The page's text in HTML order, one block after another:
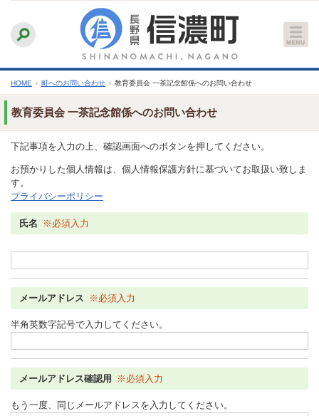
文
へ
ふりがなをつける
文字サイズ
縮小 標準 拡大
HOME › 町へのお問い合わせ › 教育委員会 一茶記念館係へのお問い合わせ
教育委員会 一茶記念館係へのお問い合わせ
下記事項を入力の上、確認画面へのボタンを押してください。
お預かりした個人情報は、個人情報保護方針に基づいてお取扱い致しま
す。
プライバシーポリシー
氏名 ※必須入力
メールアドレス ※必須入力
半角英数字記号で入力してください。
メールアドレス確認用 ※必須入力
もう一度、同じメールアドレスを入力してください。